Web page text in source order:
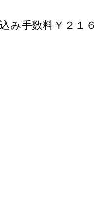
み手数料￥２１６